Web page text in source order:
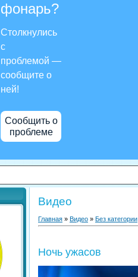
фонарь?
Столкнулись
с
проблемой —
сообщите о
ней!
Сообщить о
проблеме
Видео
Главная » Видео » Без категории
Ночь ужасов